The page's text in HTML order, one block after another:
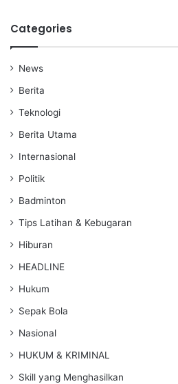
Categories
News
Berita
Teknologi
Berita Utama
Internasional
Politik
Badminton
Tips Latihan & Kebugaran
Hiburan
HEADLINE
Hukum
Sepak Bola
Nasional
HUKUM & KRIMINAL
Skill yang Menghasilkan